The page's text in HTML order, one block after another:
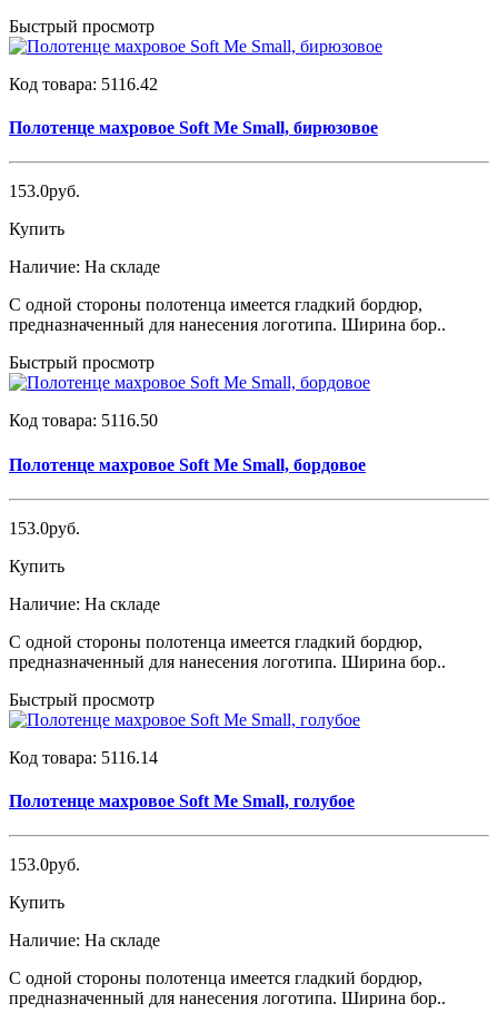
Быстрый просмотр
Код товара: 5116.42
Полотенце махровое Soft Me Small, бирюзовое
153.0руб.
Купить
Наличие: На складе
С одной стороны полотенца имеется гладкий бордюр,
предназначенный для нанесения логотипа. Ширина бор..
Быстрый просмотр
Код товара: 5116.50
Полотенце махровое Soft Me Small, бордовое
153.0руб.
Купить
Наличие: На складе
С одной стороны полотенца имеется гладкий бордюр,
предназначенный для нанесения логотипа. Ширина бор..
Быстрый просмотр
Код товара: 5116.14
Полотенце махровое Soft Me Small, голубое
153.0руб.
Купить
Наличие: На складе
С одной стороны полотенца имеется гладкий бордюр,
предназначенный для нанесения логотипа. Ширина бор..